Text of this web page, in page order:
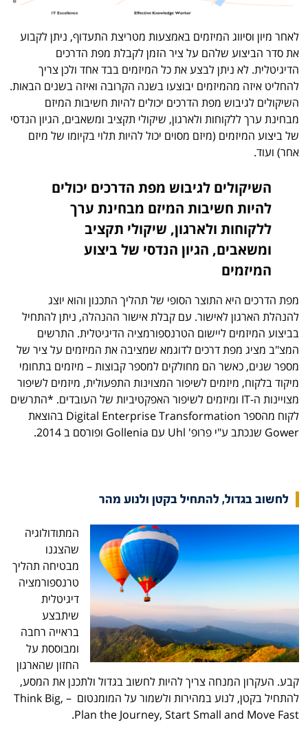
לאחר מיון וסיווג המיזמים באמצעות מטריצת התעדוף, ניתן לקבוע
את סדר הביצוע שלהם על ציר הזמן לקבלת מפת הדרכים
הדיגיטלית. לא ניתן לבצע את כל המיזמים בבד אחד ולכן צריך
להחליט איזה מהמיזמים יבוצעו בשנה הקרובה ואיזה בשנים הבאות.
השיקולים לגיבוש מפת הדרכים יכולים להיות חשיבות המיזם
מבחינת ערך ללקוחות ולארגון, שיקולי תקציב ומשאבים, הגיון הנדסי
של ביצוע המיזמים (מיזם מסוים יכול להיות תלוי בקיומו של מיזם
אחר) ועוד.
השיקולים לגיבוש מפת הדרכים יכולים
להיות חשיבות המיזם מבחינת ערך
ללקוחות ולארגון, שיקולי תקציב
ומשאבים, הגיון הנדסי של ביצוע
המיזמים
מפת הדרכים היא התוצר הסופי של תהליך התכנון והוא יוצג
להנהלת הארגון לאישור. עם קבלת אישור ההנהלה, ניתן להתחיל
בביצוע המיזמים ליישום הטרנספורמציה הדיגיטלית. התרשים
המצ"ב מציג מפת דרכים לדוגמא שמציבה את המיזמים על ציר של
מספר שנים, כאשר הם מחולקים למספר קבוצות – מיזמים בתחומי
מיקוד בלקוח, מיזמים לשיפור המצוינות התפעולית, מיזמים לשיפור
מצויינות ה-IT ומיזמים לשיפור האפקטיביות של העובדים. *התרשים
לקוח מהספר Digital Enterprise Transformation בהוצאת
Gower שנכתב ע"י פרופ' Uhl עם Gollenia ופורסם ב 2014.
לחשוב בגדול, להתחיל בקטן ולנוע מהר
המתודולוגיה
שהצגנו
מבטיחה תהליך
טרנספורמציה
דיגיטלית
שיתבצע
בראייה רחבה
ומבוססת על
החזון שהארגון
קבע. העקרון המנחה צריך להיות לחשוב בגדול ולתכנן את המסע,
להתחיל בקטן, לנוע במהירות ולשמור על המומנטום – Think Big,
Plan the Journey, Start Small and Move Fast.